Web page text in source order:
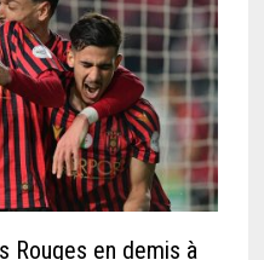
Rouges en demis à